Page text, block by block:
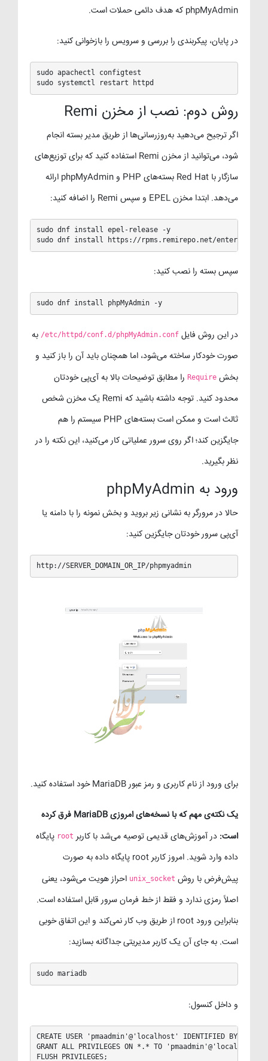
phpMyAdmin که هدف دائمی حملات است.
در پایان، پیکربندی را بررسی و سرویس را بازخوانی کنید:
sudo apachectl configtest
sudo systemctl restart httpd
روش دوم: نصب از مخزن Remi
اگر ترجیح می‌دهید به‌روزرسانی‌ها از طریق مدیر بسته انجام
شود، می‌توانید از مخزن Remi استفاده کنید که برای توزیع‌های
سازگار با Red Hat بسته‌های PHP و phpMyAdmin ارائه
می‌دهد. ابتدا مخزن EPEL و سپس Remi را اضافه کنید:
sudo dnf install epel-release -y
sudo dnf install https://rpms.remirepo.net/enterprise/
سپس بسته را نصب کنید:
sudo dnf install phpMyAdmin -y
در این روش فایل /etc/httpd/conf.d/phpMyAdmin.conf به
صورت خودکار ساخته می‌شود، اما همچنان باید آن را باز کنید و
بخش Require را مطابق توضیحات بالا به آی‌پی خودتان
محدود کنید. توجه داشته باشید که Remi یک مخزن شخص
ثالث است و ممکن است بسته‌های PHP سیستم را هم
جایگزین کند؛ اگر روی سرور عملیاتی کار می‌کنید، این نکته را در
نظر بگیرید.
ورود به phpMyAdmin
حالا در مرورگر به نشانی زیر بروید و بخش نمونه را با دامنه یا
آی‌پی سرور خودتان جایگزین کنید:
http://SERVER_DOMAIN_OR_IP/phpmyadmin
برای ورود از نام کاربری و رمز عبور MariaDB خود استفاده کنید.
یک نکته‌ی مهم که با نسخه‌های امروزی MariaDB فرق کرده
است: در آموزش‌های قدیمی توصیه می‌شد با کاربر root پایگاه
داده وارد شوید. امروز کاربر root پایگاه داده به صورت
پیش‌فرض با روش unix_socket احراز هویت می‌شود، یعنی
اصلاً رمزی ندارد و فقط از خط فرمان سرور قابل استفاده است.
بنابراین ورود root از طریق وب کار نمی‌کند و این اتفاق خوبی
است. به جای آن یک کاربر مدیریتی جداگانه بسازید:
sudo mariadb
و داخل کنسول:
CREATE USER 'pmaadmin'@'localhost' IDENTIFIED BY
GRANT ALL PRIVILEGES ON *.* TO 'pmaadmin'@'localhost'
FLUSH PRIVILEGES;